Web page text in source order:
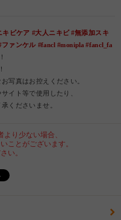
キビケア #大人ニキビ #無添加スキ
ァンケル #fancl #monipla #fancl_fa
写真はお控えください。
イト等で使用したり、
くださいませ。
り少ない場合、
ことがございます。
い。